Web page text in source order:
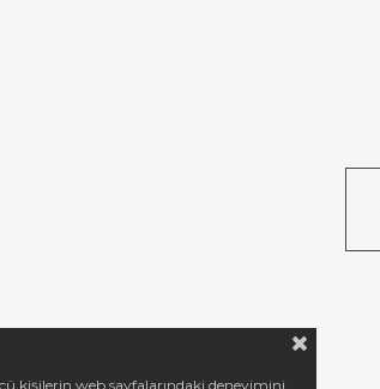
kişilerin web sayfalarındaki deneyimini